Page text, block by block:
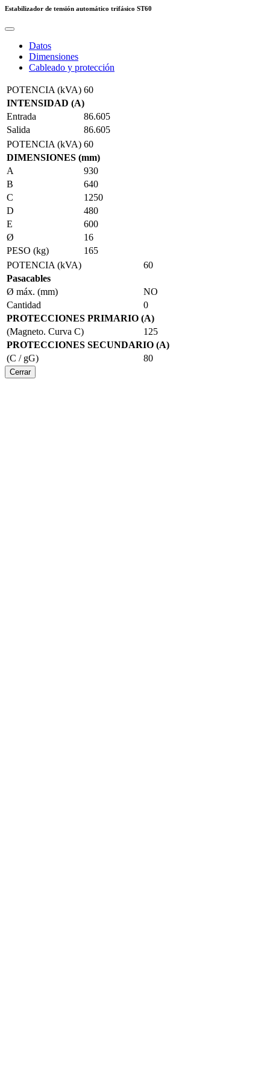
Estabilizador de tensión automático trifásico ST60
Datos
Dimensiones
Cableado y protección
POTENCIA (kVA) 60
INTENSIDAD (A)
Entrada
86.605
Salida
86.605
POTENCIA (kVA) 60
DIMENSIONES (mm)
A
930
B
640
C
1250
D
480
E
600
Ø
16
PESO (kg)
165
POTENCIA (kVA)
60
Pasacables
Ø máx. (mm)
NO
Cantidad
0
PROTECCIONES PRIMARIO (A)
(Magneto. Curva C)
125
PROTECCIONES SECUNDARIO (A)
(C / gG)
80
Cerrar